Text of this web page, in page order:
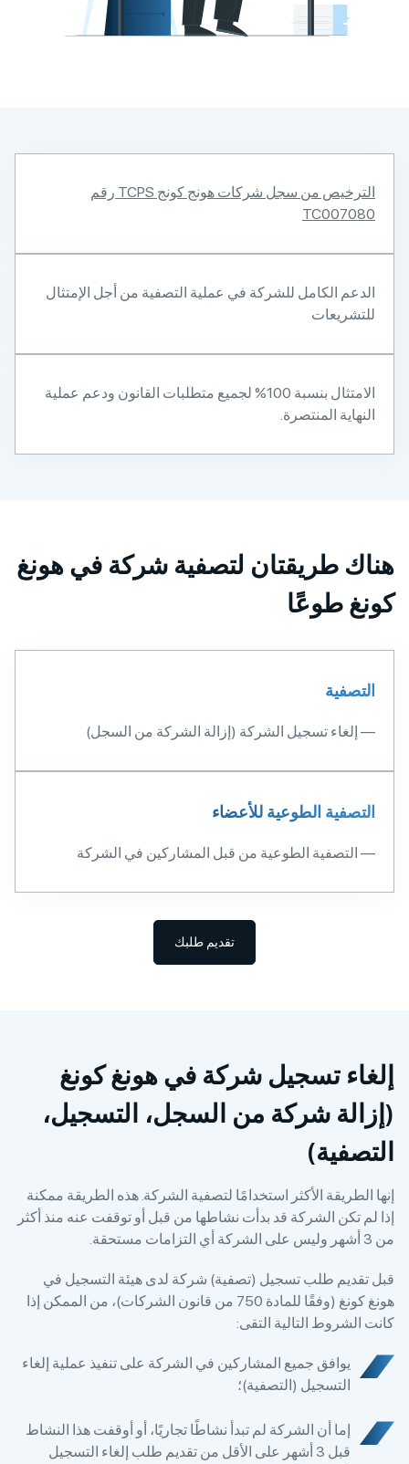
الترخيص من سجل شركات هونج كونج TCPS رقم
TC007080
الدعم الكامل للشركة في عملية التصفية من أجل الإمتثال
للتشريعات
الامتثال بنسبة 100% لجميع متطلبات القانون ودعم عملية
النهاية المنتصرة.
هناك طريقتان لتصفية شركة في هونغ
كونغ طوعًا
التصفية
— إلغاء تسجيل الشركة (إزالة الشركة من السجل)
التصفية الطوعية للأعضاء
— التصفية الطوعية من قبل المشاركين في الشركة
تقديم طلبك
إلغاء تسجيل شركة في هونغ كونغ
(إزالة شركة من السجل، التسجيل،
التصفية)
إنها الطريقة الأكثر استخدامًا لتصفية الشركة. هذه الطريقة ممكنة
إذا لم تكن الشركة قد بدأت نشاطها من قبل أو توقفت عنه منذ أكثر
من 3 أشهر وليس على الشركة أي التزامات مستحقة.
قبل تقديم طلب تسجيل (تصفية) شركة لدى هيئة التسجيل في
هونغ كونغ (وفقًا للمادة 750 من قانون الشركات)، من الممكن إذا
كانت الشروط التالية التقى:
يوافق جميع المشاركين في الشركة على تنفيذ عملية إلغاء
التسجيل (التصفية)؛
إما أن الشركة لم تبدأ نشاطًا تجاريًا، أو أوقفت هذا النشاط
قبل 3 أشهر على الأقل من تقديم طلب إلغاء التسجيل